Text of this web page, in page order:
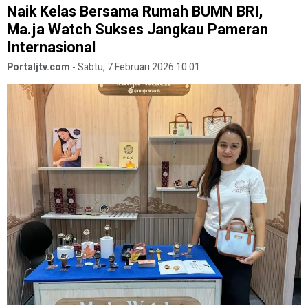
Naik Kelas Bersama Rumah BUMN BRI,
Ma.ja Watch Sukses Jangkau Pameran
Internasional
Portaljtv.com -Sabtu, 7 Februari 2026 10:01